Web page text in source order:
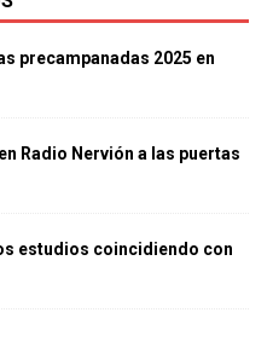
precampanadas 2025 en
Radio Nervión a las puertas
estudios coincidiendo con